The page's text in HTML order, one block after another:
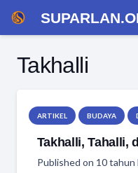
Takhalli
ARTIKEL BUDAYA
Takhalli, Tahalli,
Published on 10 tahun